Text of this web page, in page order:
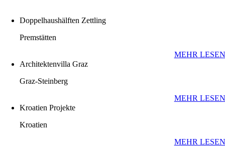
Doppelhaushälften Zettling
Premstätten
MEHR LESEN
Architektenvilla Graz
Graz-Steinberg
MEHR LESEN
Kroatien Projekte
Kroatien
MEHR LESEN